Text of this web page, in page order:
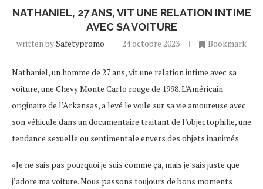
NATHANIEL, 27 ANS, VIT UNE RELATION INTIME
AVEC SA VOITURE
written bySafetypromo 24 octobre 2023 Bookmark
Nathaniel, un homme de 27 ans, vit une relation intime avec sa
voiture, une Chevy Monte Carlo rouge de 1998. L’Américain
originaire de l’Arkansas, a levé le voile sur sa vie amoureuse avec
son véhicule dans un documentaire traitant de l’objectophilie, une
tendance sexuelle ou sentimentale envers des objets inanimés.
«Je ne sais pas pourquoi je suis comme ça, mais je sais juste que
j’adore ma voiture. Nous passons toujours de bons moments